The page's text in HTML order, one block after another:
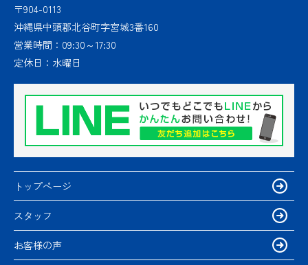
〒904-0113
沖縄県中頭郡北谷町字宮城3番160
営業時間： 09:30～17:30
定休日： 水曜日
トップページ
スタッフ
お客様の声